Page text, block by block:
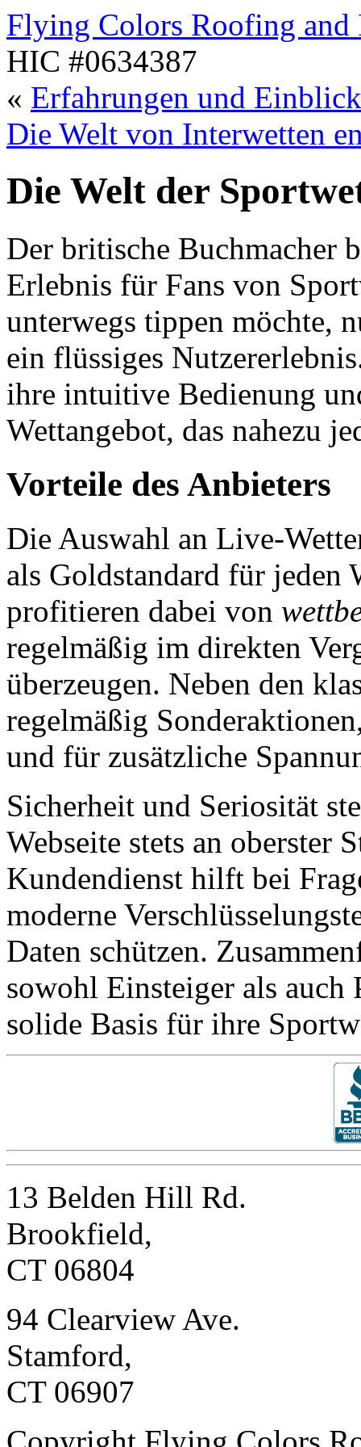
Flying Colors Roofing
HIC #0634387
« Erfahrungen und
Die Welt von Interwetten
Die Welt der
Der britische Buchmacher
Erlebnis für Fans von
unterwegs tippen möchte,
ein flüssiges
ihre intuitive Bedienung
Wettangebot, das nahezu
Vorteile des Anbieters
Die Auswahl an Live-
als Goldstandard für jeden
profitieren dabei von
regelmäßig im direkten
überzeugen. Neben den
regelmäßig
und für zusätzliche
Sicherheit und Seriosität
Webseite stets an oberster
Kundendienst hilft bei
moderne
Daten schützen.
sowohl Einsteiger als auch
solide Basis für ihre
13 Belden Hill Rd.
Brookfield,
CT 06804
94 Clearview Ave.
Stamford,
CT 06907